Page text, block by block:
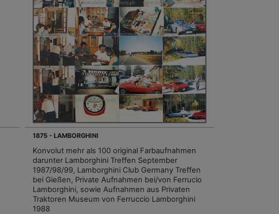
1875 - LAMBORGHINI
Konvolut mehr als 100 original Farbaufnahmen
darunter Lamborghini Treffen September
1987/98/99, Lamborghini Club Germany Treffen
bei Gießen, Private Aufnahmen bei/von Ferrucio
Lamborghini, sowie Aufnahmen aus Privaten
Traktoren Museum von Ferruccio Lamborghini
1988